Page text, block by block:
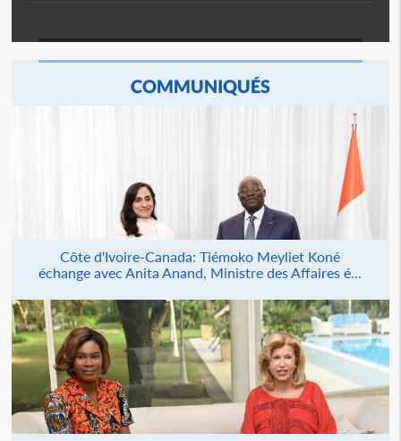
COMMUNIQUÉS
Côte d'Ivoire-Canada: Tiémoko Meyliet Koné
échange avec Anita Anand, Ministre des Affaires é...